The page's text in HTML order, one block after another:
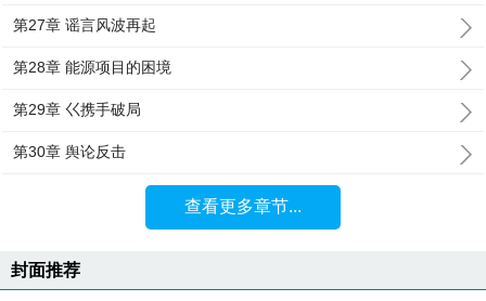
第27章 谣言风波再起
第28章 能源项目的困境
第29章 巜携手破局
第30章 舆论反击
查看更多章节...
封面推荐